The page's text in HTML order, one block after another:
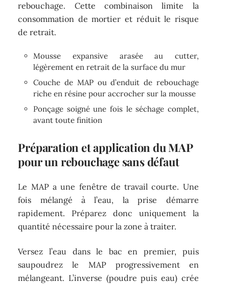
rebouchage. Cette combinaison limite la
consommation de mortier et réduit le risque
de retrait.
Mousse expansive arasée au cutter,
légèrement en retrait de la surface du mur
Couche de MAP ou d’enduit de rebouchage
riche en résine pour accrocher sur la mousse
Ponçage soigné une fois le séchage complet,
avant toute finition
Préparation et application du MAP
pour un rebouchage sans défaut
Le MAP a une fenêtre de travail courte. Une
fois mélangé à l’eau, la prise démarre
rapidement. Préparez donc uniquement la
quantité nécessaire pour la zone à traiter.
Versez l’eau dans le bac en premier, puis
saupoudrez le MAP progressivement en
mélangeant. L’inverse (poudre puis eau) crée